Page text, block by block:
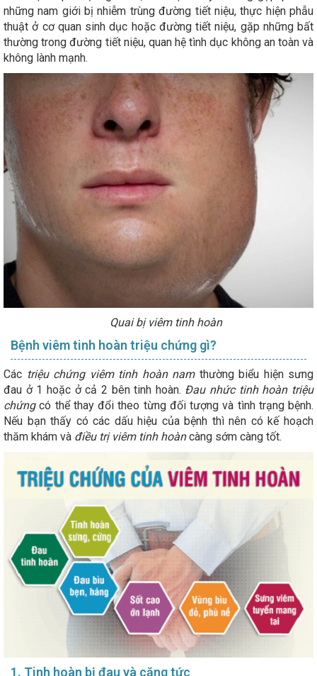
những nam giới bị nhiễm trùng đường tiết niệu, thực hiện phẫu
thuật ở cơ quan sinh dục hoặc đường tiết niệu, gặp những bất
thường trong đường tiết niệu, quan hệ tình dục không an toàn và
không lành mạnh.
Quai bị viêm tinh hoàn
Bệnh viêm tinh hoàn triệu chứng gì?
Các triệu chứng viêm tinh hoàn namthường biểu hiện sưng
đau ở 1 hoặc ở cả 2 bên tinh hoàn. Đau nhức tinh hoàn triệu
chứngcó thể thay đổi theo từng đối tượng và tình trạng bệnh.
Nếu bạn thấy có các dấu hiệu của bệnh thì nên có kế hoạch
thăm khám và điều trị viêm tinh hoàncàng sớm càng tốt.
1. Tinh hoàn bị đau và căng tức